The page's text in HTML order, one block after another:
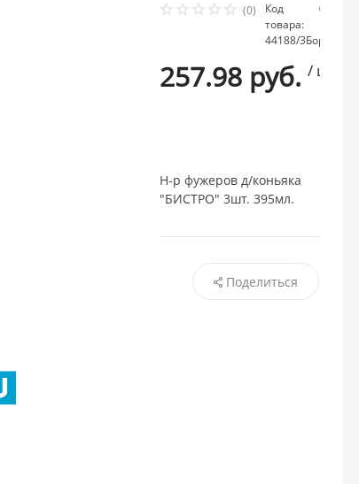
(0)
Код
товара:
44188/3Бор
257.98 руб. / шт.
Н-р фужеров д/коньяка
"БИСТРО" 3шт. 395мл.
Поделиться